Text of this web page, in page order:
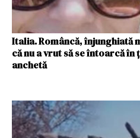
Italia. Româncă, înjunghiată
că nu a vrut să se întoarcă
anchetă